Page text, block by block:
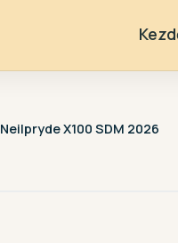
Neilpryde X100 SDM 2026